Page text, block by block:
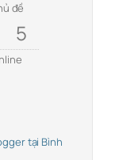
đề
5
tại Bình